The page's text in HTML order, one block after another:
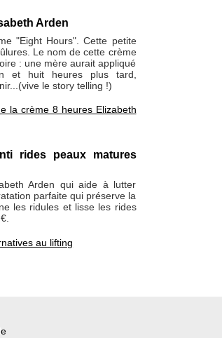
Arden
"Eight Hours". Cette petite
Le nom de cette crème
: une mère aurait appliqué
et huit heures plus tard,
le story telling !)
la crème 8 heures Elizabeth
rides peaux matures
Arden qui aide à lutter
parfaite qui préserve la
les ridules et lisse les rides
au lifting